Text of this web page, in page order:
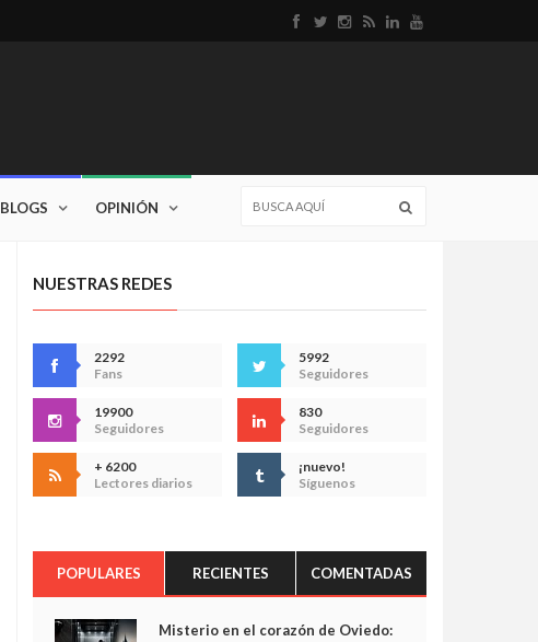
BLOGS OPINIÓN
NUESTRAS REDES
2292
Fans
5992
Seguidores
19900
Seguidores
830
Seguidores
+ 6200
Lectores diarios
¡nuevo!
Síguenos
POPULARES RECIENTES COMENTADAS
Misterio en el corazón de Oviedo: